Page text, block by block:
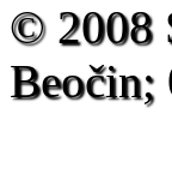
© 2008
Beočin;